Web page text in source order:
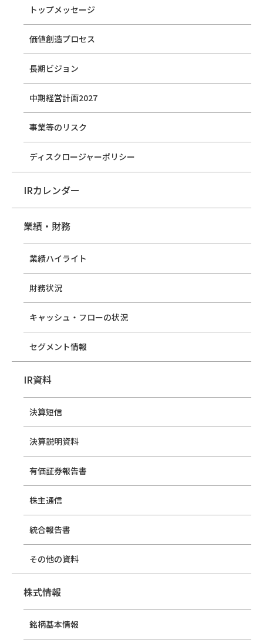
トップメッセージ
価値創造プロセス
長期ビジョン
中期経営計画2027
事業等のリスク
ディスクロージャーポリシー
IRカレンダー
業績・財務
業績ハイライト
財務状況
キャッシュ・フローの状況
セグメント情報
IR資料
決算短信
決算説明資料
有価証券報告書
株主通信
統合報告書
その他の資料
株式情報
銘柄基本情報